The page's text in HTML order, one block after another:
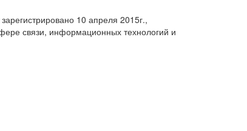
10 апреля 2015г.,
связи, информационных технологий и